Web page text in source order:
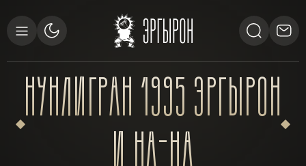
НУНЛИГРАН1995ЭРГЫРОН
И НА-НА